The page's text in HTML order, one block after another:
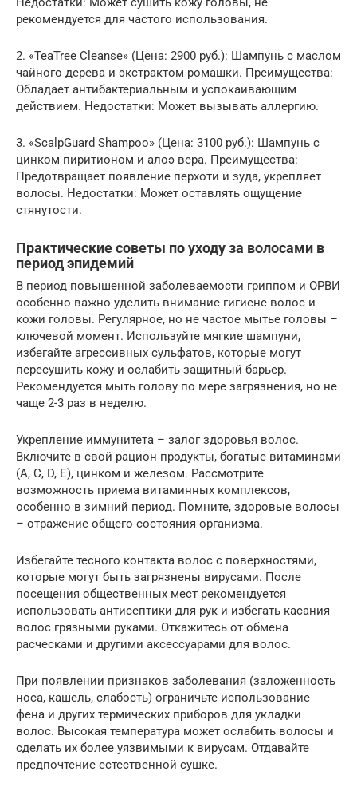
рекомендуется для частого использования.
2. «TeaTree Cleanse» (Цена: 2900 руб.): Шампунь с маслом
чайного дерева и экстрактом ромашки. Преимущества:
Обладает антибактериальным и успокаивающим
действием. Недостатки: Может вызывать аллергию.
3. «ScalpGuard Shampoo» (Цена: 3100 руб.): Шампунь с
цинком пиритионом и алоэ вера. Преимущества:
Предотвращает появление перхоти и зуда, укрепляет
волосы. Недостатки: Может оставлять ощущение
стянутости.
Практические советы по уходу за волосами в
период эпидемий
В период повышенной заболеваемости гриппом и ОРВИ
особенно важно уделить внимание гигиене волос и
кожи головы. Регулярное, но не частое мытье головы –
ключевой момент. Используйте мягкие шампуни,
избегайте агрессивных сульфатов, которые могут
пересушить кожу и ослабить защитный барьер.
Рекомендуется мыть голову по мере загрязнения, но не
чаще 2-3 раз в неделю.
Укрепление иммунитета – залог здоровья волос.
Включите в свой рацион продукты, богатые витаминами
(A, C, D, E), цинком и железом. Рассмотрите
возможность приема витаминных комплексов,
особенно в зимний период. Помните, здоровые волосы
– отражение общего состояния организма.
Избегайте тесного контакта волос с поверхностями,
которые могут быть загрязнены вирусами. После
посещения общественных мест рекомендуется
использовать антисептики для рук и избегать касания
волос грязными руками. Откажитесь от обмена
расческами и другими аксессуарами для волос.
При появлении признаков заболевания (заложенность
носа, кашель, слабость) ограничьте использование
фена и других термических приборов для укладки
волос. Высокая температура может ослабить волосы и
сделать их более уязвимыми к вирусам. Отдавайте
предпочтение естественной сушке.